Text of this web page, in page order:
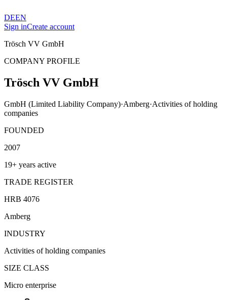
DEEN
Sign inCreate account
Trösch VV GmbH
COMPANY PROFILE
Trösch VV GmbH
GmbH (Limited Liability Company)·Amberg·Activities of holding
companies
FOUNDED
2007
19+ years active
TRADE REGISTER
HRB 4076
Amberg
INDUSTRY
Activities of holding companies
SIZE CLASS
Micro enterprise